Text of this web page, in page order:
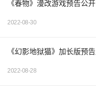
《春物》漫改游戏预告公
2022-08-30
《幻影地狱猫》加长版预
2022-08-28